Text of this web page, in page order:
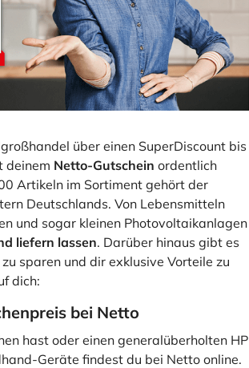
über einen SuperDiscount bis
deinem Netto-Gutschein ordentlich
Artikeln im Sortiment gehört der
Deutschlands. Von Lebensmitteln
und sogar kleinen Photovoltaikanlagen
liefern lassen. Darüber hinaus gibt es
sparen und dir exklusive Vorteile zu
dich:
bei Netto
hast oder einen generalüberholten HP
Geräte findest du bei Netto online.